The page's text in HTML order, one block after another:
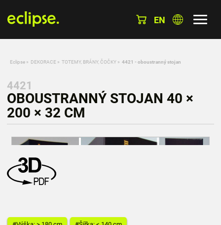
EN
Eclipse » DEKORACE » TOTEMY, BRÁNY, ČOČKY » 4421 - oboustranný stojan
4421
OBOUSTRANNÝ STOJAN 40 ×
200 × 32 CM